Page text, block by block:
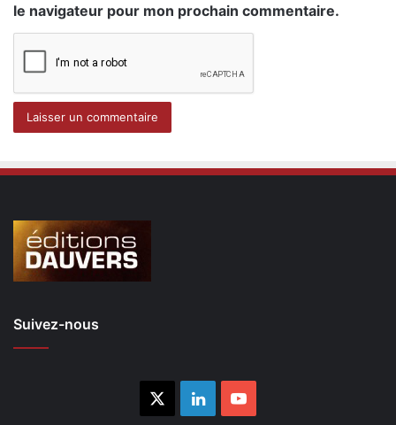
le navigateur pour mon prochain commentaire.
Suivez-nous
LinkedinYouTube